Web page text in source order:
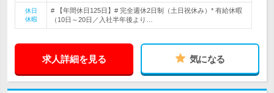
休日
休暇
# 【年間休日125日】# 完全週休2日制（土日祝休み）* 有給休暇
（10日～20日／入社半年後より…
求人詳細を見る 気になる